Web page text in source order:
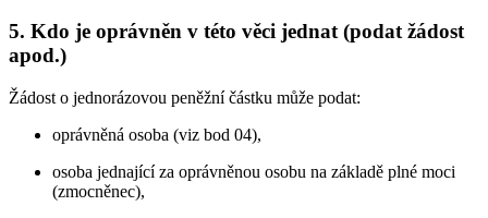
5. Kdo je oprávněn v této věci jednat (podat žádost
apod.)
Žádost o jednorázovou peněžní částku může podat:
oprávněná osoba (viz bod 04),
osoba jednající za oprávněnou osobu na základě plné moci
(zmocněnec),